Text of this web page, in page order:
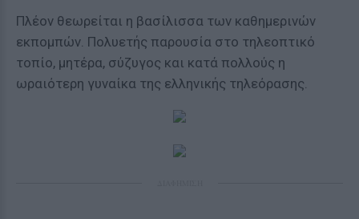
Πλέον θεωρείται η βασίλισσα των καθημερινών
εκπομπών. Πολυετής παρουσία στο τηλεοπτικό
τοπίο, μητέρα, σύζυγος και κατά πολλούς η
ωραιότερη γυναίκα της ελληνικής τηλεόρασης.